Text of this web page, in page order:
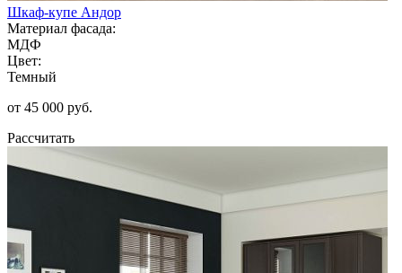
Шкаф-купе Андор
Материал фасада:
МДФ
Цвет:
Темный
от 45 000 руб.
Рассчитать